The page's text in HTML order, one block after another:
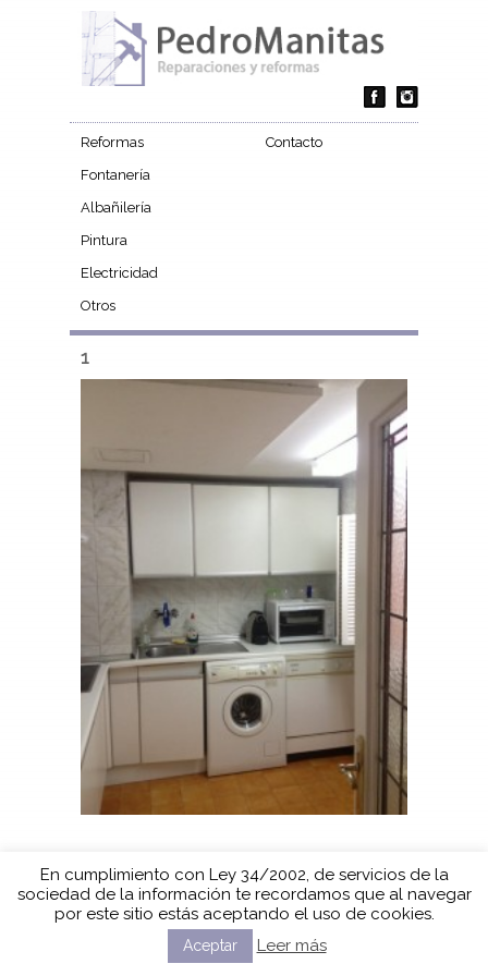
Reformas
Fontanería
Albañilería
Pintura
Electricidad
Otros
Contacto
1
En cumplimiento con Ley 34/2002, de servicios de la
sociedad de la información te recordamos que al navegar
por este sitio estás aceptando el uso de cookies.
Aceptar Leer más